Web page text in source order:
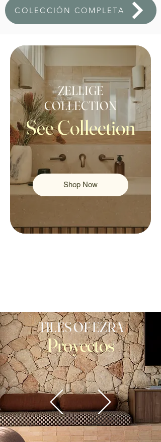
COLECCIÓN COMPLETA
ZELLIGE
COLLECTION
See Collection
Shop Now
TILES OF EZRA
Proyectos